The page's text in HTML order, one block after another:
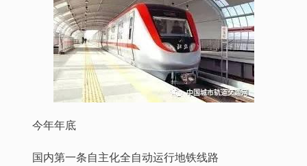
今年年底
国内第一条自主化全自动运行地铁线路